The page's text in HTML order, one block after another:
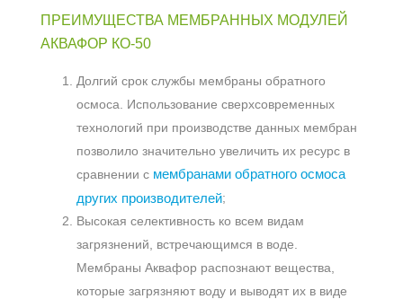
ПРЕИМУЩЕСТВА МЕМБРАННЫХ МОДУЛЕЙ
АКВАФОР КО-50
Долгий срок службы мембраны обратного
осмоса. Использование сверхсовременных
технологий при производстве данных мембран
позволило значительно увеличить их ресурс в
сравнении с мембранами обратного осмоса
других производителей;
Высокая селективность ко всем видам
загрязнений, встречающимся в воде.
Мембраны Аквафор распознают вещества,
которые загрязняют воду и выводят их в виде